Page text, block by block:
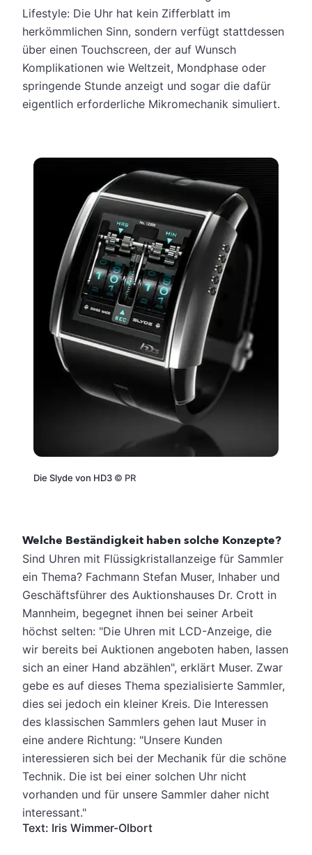
Lifestyle: Die Uhr hat kein Zifferblatt im
herkömmlichen Sinn, sondern verfügt stattdessen
über einen Touchscreen, der auf Wunsch
Komplikationen wie Weltzeit, Mondphase oder
springende Stunde anzeigt und sogar die dafür
eigentlich erforderliche Mikromechanik simuliert.
Die Slyde von HD3 © PR
Welche Beständigkeit haben solche Konzepte?
Sind Uhren mit Flüssigkristallanzeige für Sammler
ein Thema? Fachmann Stefan Muser, Inhaber und
Geschäftsführer des Auktionshauses Dr. Crott in
Mannheim, begegnet ihnen bei seiner Arbeit
höchst selten: "Die Uhren mit LCD-Anzeige, die
wir bereits bei Auktionen angeboten haben, lassen
sich an einer Hand abzählen", erklärt Muser. Zwar
gebe es auf dieses Thema spezialisierte Sammler,
dies sei jedoch ein kleiner Kreis. Die Interessen
des klassischen Sammlers gehen laut Muser in
eine andere Richtung: "Unsere Kunden
interessieren sich bei der Mechanik für die schöne
Technik. Die ist bei einer solchen Uhr nicht
vorhanden und für unsere Sammler daher nicht
interessant."
Text: Iris Wimmer-Olbort